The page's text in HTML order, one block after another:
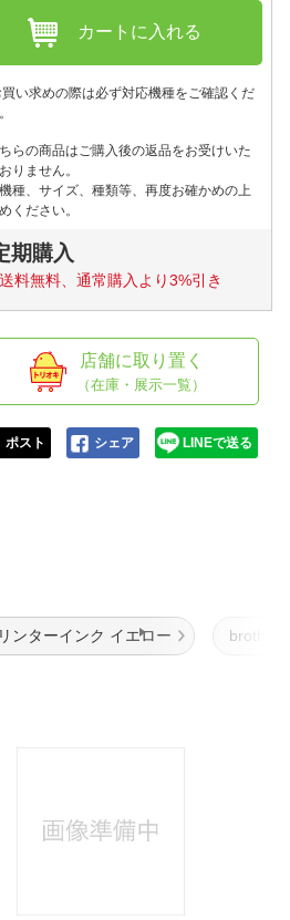
カートに入れる
い求めの際は必ず対応機種をご確認くだ
らの商品はご購入後の返品をお受けいた
りません。
種、サイズ、種類等、再度お確かめの上
ください。
期購入
送料無料、通常購入より3%引き
店舗に取り置く
（在庫・展示一覧）
ポスト シェア LINEで送る
ンターインク イエロー brother